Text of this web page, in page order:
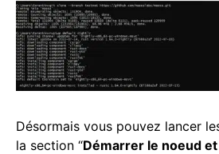
Désormais vous pouvez lancer
la section “Démarrer le noeud